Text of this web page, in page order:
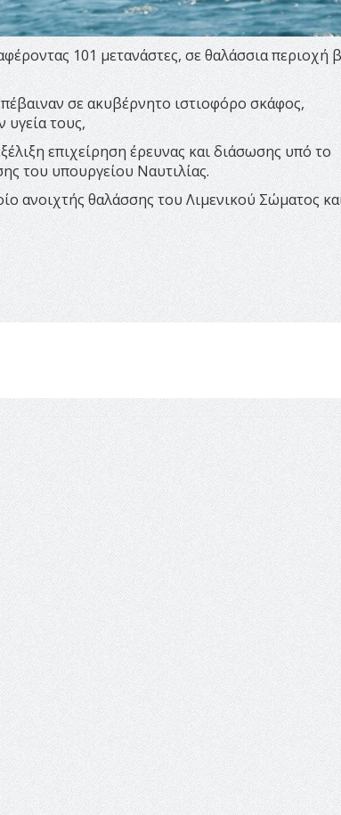
101 μετανάστες, σε θαλάσσια περιοχή
σε ακυβέρνητο ιστιοφόρο σκάφος,
υγεία τους,
επιχείρηση έρευνας και διάσωσης υπό το
του υπουργείου Ναυτιλίας.
ανοιχτής θαλάσσης του Λιμενικού Σώματος